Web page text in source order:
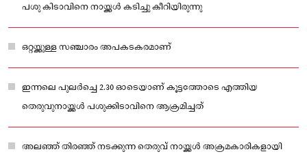
പശു കിടാവിനെ നായ്ക്കള്‍ കടിച്ചു കീറിയിരുന്നു
ഒറ്റയ്ക്കുള്ള സഞ്ചാരം അപകടകരമാണ്
ഇന്നലെ പുലർച്ചെ 2.30 ഓടെയാണ് കൂട്ടത്തോടെ എത്തിയ
തെരുവുനായ്ക്കള്‍ പശുക്കിടാവിനെ ആക്രമിച്ചത്
അലഞ്ഞ് തിരഞ്ഞ് നടക്കുന്ന തെരുവ് നായ്ക്കള്‍ അക്രമകാരികളായി